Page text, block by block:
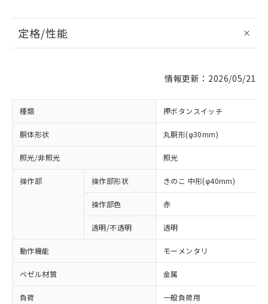
定格/性能
情報更新：2026/05/21
種類 押ボタンスイッチ
胴体形状 丸胴形(φ30mm)
照光/非照光 照光
操作部 操作部形状 きのこ 中形(φ40mm)
操作部色 赤
透明/不透明 透明
動作機能 モーメンタリ
ベゼル材質 金属
負荷 一般負荷用